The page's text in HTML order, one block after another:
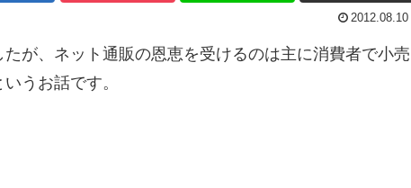
2012.08.10
が、ネット通販の恩恵を受けるのは主に消費者で小売
うお話です。